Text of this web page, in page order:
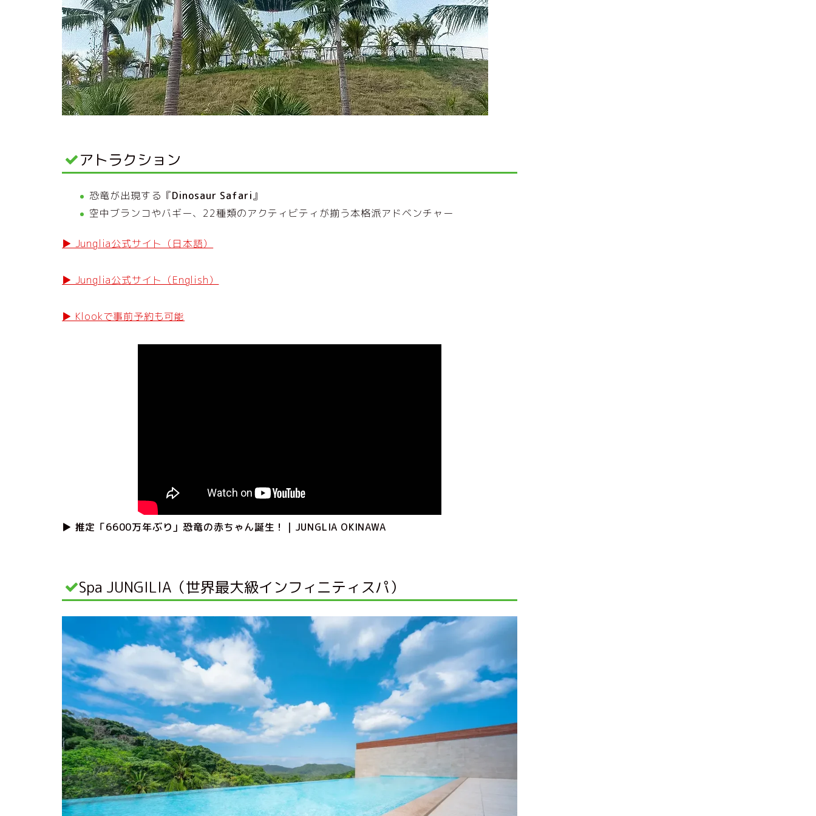
アトラクション
恐竜が出現する『Dinosaur Safari』
空中ブランコやバギー、22種類のアクティビティが揃う本格派アドベンチャー
▶ Junglia公式サイト（日本語）
▶ Junglia公式サイト（English）
▶ Klookで事前予約も可能
▶ 推定「6600万年ぶり」恐竜の赤ちゃん誕生！ | JUNGLIA OKINAWA
Spa JUNGILIA（世界最大級インフィニティスパ）